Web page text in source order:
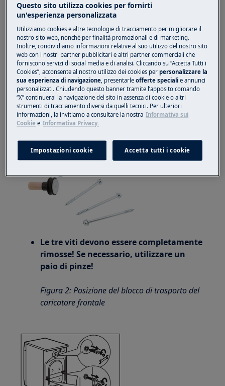
Le informazioni su come rimuovere la
sicurezza per il trasporto dalla lavatrice si
trovano nelle istruzioni di montaggio.
Questo è incluso nel nuovo dispositivo.
Il blocco per il trasporto della lavatrice è
composto da tre viti lunghe che si trovano
sulla parete posteriore dell'apparecchio.
Figura 1: Viti per il blocco del trasporto
Le tre viti devono essere completamente
rimosse! Se necessario, utilizzare un
paio di pinze!
Figura 2: Posizione del blocco di trasporto del
caricatore frontale
Questo sito utilizza cookies per fornirti
un'esperienza personalizzata
Utilizziamo cookies e altre tecnologie di tracciamento per migliorare il
nostro sito web, nonchè per finalità promozionali e di marketing.
Inoltre, condividiamo informazioni relative al suo utilizzo del nostro sito
web con i nostri partner pubblicitari e altri partner commerciali che
forniscono servizi di social media e di analisi. Cliccando su “Accetta Tutti i
Cookies”, acconsente al nostro utilizzo dei cookies perpersonalizzare la
sua esperienza di navigazione, presentarleofferte speciali e annunci
personalizzati. Chiudendo questo banner tramite l’apposito comando
“X” continuerai la navigazione del sito in assenza di cookie o altri
strumenti di tracciamento diversi da quelli tecnici. Per ulteriori
informazioni, la invitiamo a consultare la nostra Informativa sui
Cookie e Informativa Privacy.
Impostazioni cookie Accetta tutti i cookie